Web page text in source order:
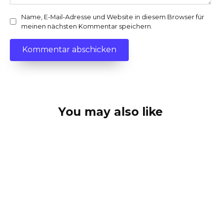
Name, E-Mail-Adresse und Website in diesem Browser für
meinen nächsten Kommentar speichern.
You may also like